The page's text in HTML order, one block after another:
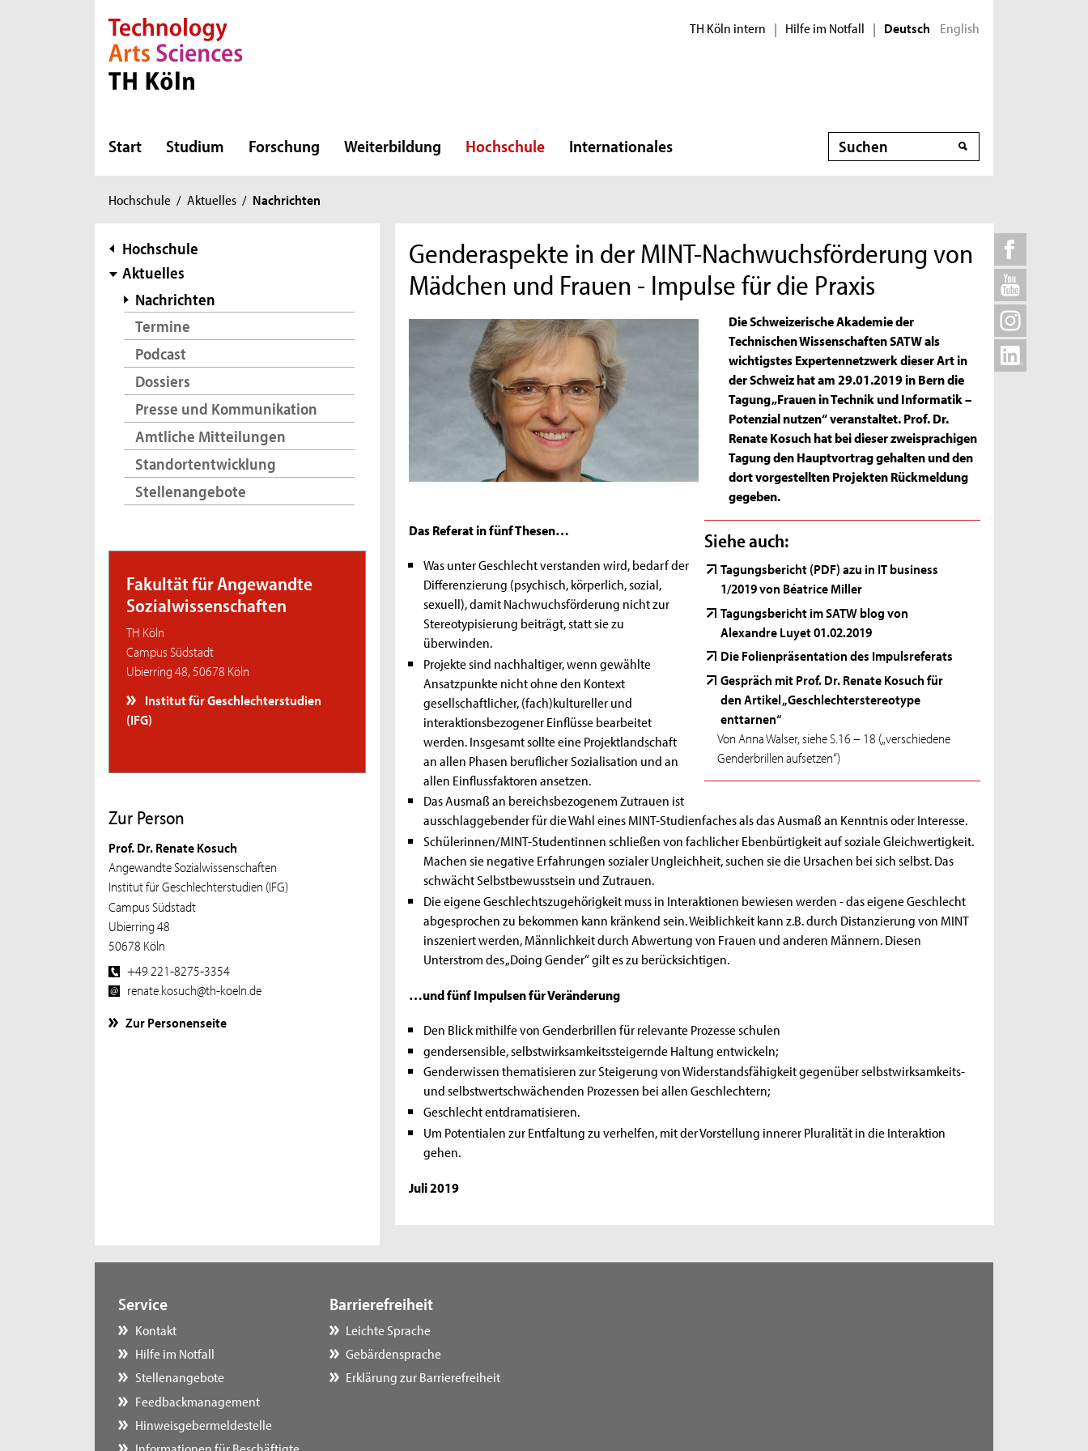
Direkt zur Hauptnavigation
Direkt zur Subnavigation
Direkt zum Inhalt
Direkt zum Fußbereich TH Köln intern | Hilfe im Notfall | Deutsch English
Start Studium Forschung Weiterbildung Hochschule Internationales Suche
Sie
hier:
Hochschule / Aktuelles / Nachrichten
Subnavigation
Hochschule
Aktuelles
Nachrichten
Termine
Podcast
Dossiers
Presse und Kommunikation
Amtliche Mitteilungen
Standortentwicklung
Stellenangebote
Fakultät für Angewandte
Sozialwissenschaften
TH Köln
Campus Südstadt
Ubierring 48, 50678 Köln
Institut für Geschlechterstudien
(IFG)
Zur Person
Prof. Dr. Renate Kosuch
Angewandte Sozialwissenschaften
Institut für Geschlechterstudien (IFG)
Campus Südstadt
Ubierring 48
50678 Köln
+49 221-8275-3354
renate.kosuch@th-koeln.de
Zur Personenseite
Genderaspekte in der MINT-Nachwuchsförderung von
Mädchen und Frauen - Impulse für die Praxis
Die Schweizerische Akademie der
Technischen Wissenschaften SATW als
wichtigstes Expertennetzwerk dieser Art in
der Schweiz hat am 29.01.2019 in Bern die
Tagung „Frauen in Technik und Informatik –
Potenzial nutzen“ veranstaltet. Prof. Dr.
Renate Kosuch hat bei dieser zweisprachigen
Tagung den Hauptvortrag gehalten und den
dort vorgestellten Projekten Rückmeldung
gegeben.
Siehe auch:
Tagungsbericht (PDF) azu in IT business
1/2019 von Béatrice Miller
Tagungsbericht im SATW blog von
Alexandre Luyet 01.02.2019
Die Folienpräsentation des Impulsreferats
Gespräch mit Prof. Dr. Renate Kosuch für
den Artikel „Geschlechterstereotype
enttarnen“
Von Anna Walser, siehe S.16 – 18 („verschiedene
Genderbrillen aufsetzen“)
Das Referat in fünf Thesen…
Was unter Geschlecht verstanden wird, bedarf der
Differenzierung (psychisch, körperlich, sozial,
sexuell), damit Nachwuchsförderung nicht zur
Stereotypisierung beiträgt, statt sie zu
überwinden.
Projekte sind nachhaltiger, wenn gewählte
Ansatzpunkte nicht ohne den Kontext
gesellschaftlicher, (fach)kultureller und
interaktionsbezogener Einflüsse bearbeitet
werden. Insgesamt sollte eine Projektlandschaft
an allen Phasen beruflicher Sozialisation und an
allen Einflussfaktoren ansetzen.
Das Ausmaß an bereichsbezogenem Zutrauen ist
ausschlaggebender für die Wahl eines MINT-Studienfaches als das Ausmaß an Kenntnis oder Interesse.
Schülerinnen/MINT-Studentinnen schließen von fachlicher Ebenbürtigkeit auf soziale Gleichwertigkeit.
Machen sie negative Erfahrungen sozialer Ungleichheit, suchen sie die Ursachen bei sich selbst. Das
schwächt Selbstbewusstsein und Zutrauen.
Die eigene Geschlechtszugehörigkeit muss in Interaktionen bewiesen werden - das eigene Geschlecht
abgesprochen zu bekommen kann kränkend sein. Weiblichkeit kann z.B. durch Distanzierung von MINT
inszeniert werden, Männlichkeit durch Abwertung von Frauen und anderen Männern. Diesen
Unterstrom des „Doing Gender“ gilt es zu berücksichtigen.
…und fünf Impulsen für Veränderung
Den Blick mithilfe von Genderbrillen für relevante Prozesse schulen
gendersensible, selbstwirksamkeitssteigernde Haltung entwickeln;
Genderwissen thematisieren zur Steigerung von Widerstandsfähigkeit gegenüber selbstwirksamkeits-
und selbstwertschwächenden Prozessen bei allen Geschlechtern;
Geschlecht entdramatisieren.
Um Potentialen zur Entfaltung zu verhelfen, mit der Vorstellung innerer Pluralität in die Interaktion
gehen.
Juli 2019
Service
Kontakt
Hilfe im Notfall
Stellenangebote
Feedbackmanagement
Hinweisgebermeldestelle
Barrierefreiheit
Leichte Sprache
Gebärdensprache
Erklärung zur Barrierefreiheit